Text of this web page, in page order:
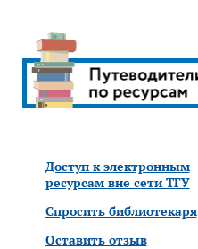
Доступ к электронным
ресурсам вне сети ТГУ
Спросить библиотекаря
Оставить отзыв